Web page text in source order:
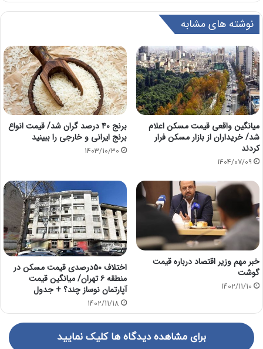
نوشته های مشابه
میانگین واقعی قیمت مسکن اعلام
شد/ خریداران از بازار مسکن فرار
کردند
1404/07/09
برنج ۴۰ درصد گران شد/ قیمت انواع
برنج ایرانی و خارجی را ببینید
1403/10/30
خبر مهم وزیر اقتصاد درباره قیمت
گوشت
1402/11/10
اختلاف ۵۰درصدی قیمت مسکن در
منطقه ۶ تهران/ میانگین قیمت
آپارتمان نوساز چند؟ + جدول
1402/11/18
برای مشاهده دیدگاه ها کلیک نمایید